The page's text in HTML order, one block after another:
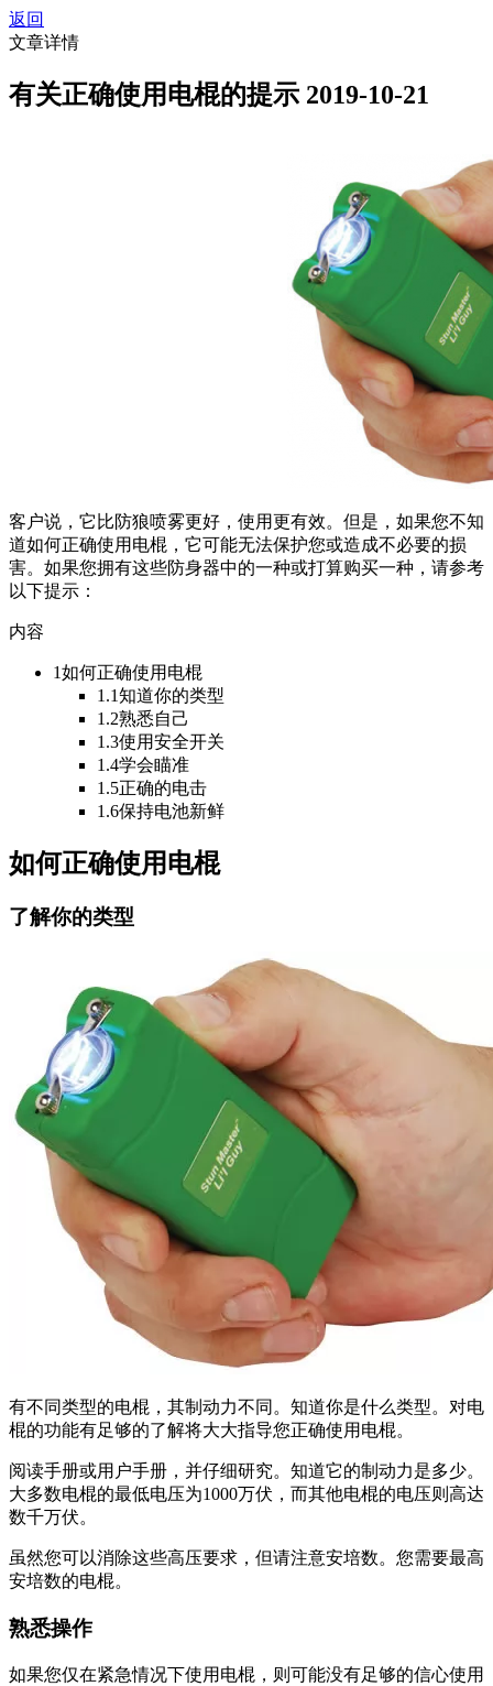
返回
文章详情
有关正确使用电棍的提示 2019-10-21
客户说，它比防狼喷雾更好，使用更有效。但是，如果您不知
道如何正确使用电棍，它可能无法保护您或造成不必要的损
害。如果您拥有这些防身器中的一种或打算购买一种，请参考
以下提示：
内容
1如何正确使用电棍
1.1知道你的类型
1.2熟悉自己
1.3使用安全开关
1.4学会瞄准
1.5正确的电击
1.6保持电池新鲜
如何正确使用电棍
了解你的类型
有不同类型的电棍，其制动力不同。知道你是什么类型。对电
棍的功能有足够的了解将大大指导您正确使用电棍。
阅读手册或用户手册，并仔细研究。知道它的制动力是多少。
大多数电棍的最低电压为1000万伏，而其他电棍的电压则高达
数千万伏。
虽然您可以消除这些高压要求，但请注意安培数。您需要最高
安培数的电棍。
熟悉操作
如果您仅在紧急情况下使用电棍，则可能没有足够的信心使用